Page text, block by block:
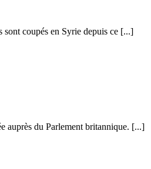
sont coupés en Syrie depuis ce [...]
auprès du Parlement britannique. [...]